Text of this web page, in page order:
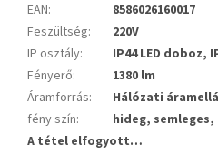
EAN:
8586026160017
Feszültség:
220V
IP osztály:
IP44 LED doboz,
Fényerő:
1380 lm
Áramforrás:
Hálózati
fény szín:
hideg, semleges,
A tétel elfogyott…